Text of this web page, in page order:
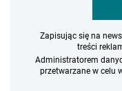
Zapisując się na
treści
Administratorem
przetwarzane w celu